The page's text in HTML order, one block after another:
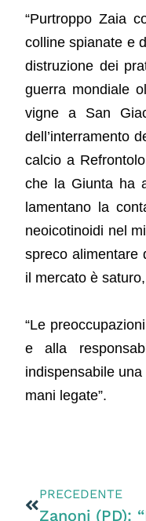
“Purtroppo Zaia
colline spianate e
distruzione dei
guerra mondiale
vigne a San
dell’interramento
calcio a
che la Giunta ha
lamentano la
neoicotinoidi nel
spreco alimentare
il mercato è
“Le
e alla
indispensabile
mani legate”.
PRECEDENTE